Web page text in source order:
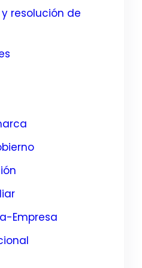
resolución de
Empresa